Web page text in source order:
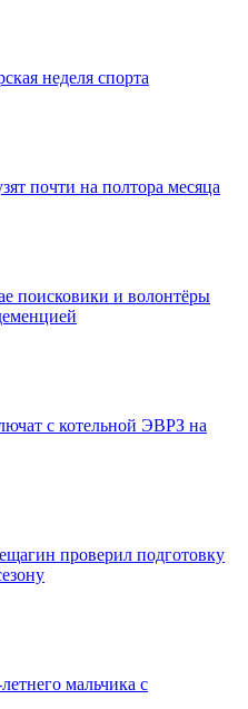
неделя спорта
почти на полтора месяца
поисковики и волонтёры
с котельной ЭВРЗ на
проверил подготовку
мальчика с